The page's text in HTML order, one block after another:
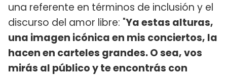
una referente en términos de inclusión y el
discurso del amor libre: "Ya estas alturas,
una imagen icónica en mis conciertos, la
hacen en carteles grandes. O sea, vos
mirás al público y te encontrás con